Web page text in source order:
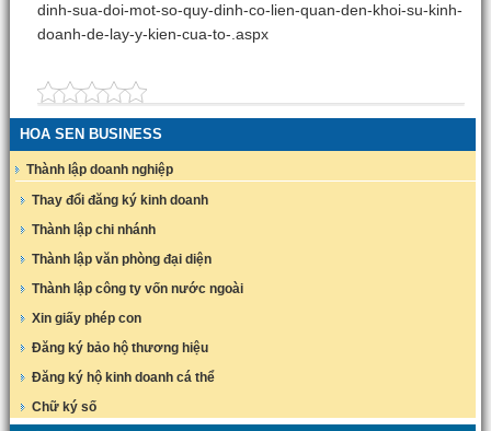
dinh-sua-doi-mot-so-quy-dinh-co-lien-quan-den-khoi-su-kinh-
doanh-de-lay-y-kien-cua-to-.aspx
HOA SEN BUSINESS
Thành lập doanh nghiệp
Thay đổi đăng ký kinh doanh
Thành lập chi nhánh
Thành lập văn phòng đại diện
Thành lập công ty vốn nước ngoài
Xin giấy phép con
Đăng ký bảo hộ thương hiệu
Đăng ký hộ kinh doanh cá thể
Chữ ký số